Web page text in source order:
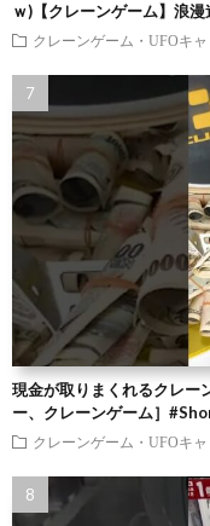
ｗ)【クレーンゲーム】浪
クレーンゲーム・UFOキ
現金が取りまくれるクレー
ー、クレーンゲーム］
クレーンゲーム・UFOキ